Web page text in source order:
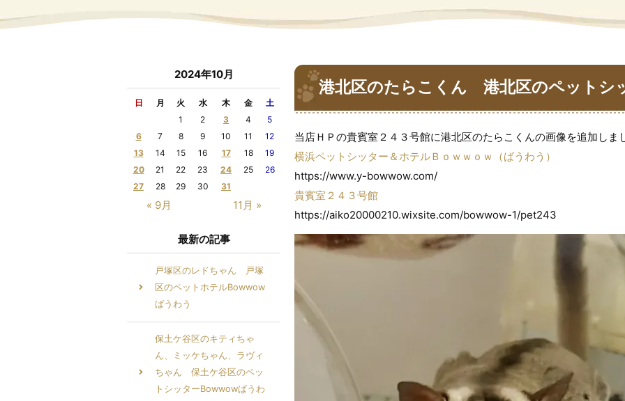
港北区のたらこくん 港北区のペットシ
うわう
当店ＨＰの貴賓室２４３号館に港北区のたらこくんの画像を追加しま
横浜ペットシッター＆ホテルＢｏｗｗｏｗ（ばうわう）
https://www.y-bowwow.com/
貴賓室２４３号館
https://aiko20000210.wixsite.com/bowwow-1/pet243
2024年10月
日 月 火 水 木 金 土
« 9月 11月 »
1 2 3 4
5
6
7 8 9 10 11
12
13
14 15 16 17 18
19
20
21 22 23 24 25
26
27
28 29 30 31
最新の記事
戸塚区のレドちゃん 戸塚
区のペットホテルBowwow
ばうわう
保土ケ谷区のキティちゃ
ん、ミッケちゃん、ラヴィ
ちゃん 保土ケ谷区のペッ
トシッターBowwowばうわ